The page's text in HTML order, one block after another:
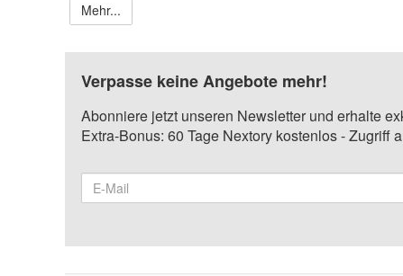
Mehr...
Verpasse keine Angebote mehr!
Abonniere jetzt unseren Newsletter und erhalte
Extra-Bonus: 60 Tage Nextory kostenlos - Zugriff